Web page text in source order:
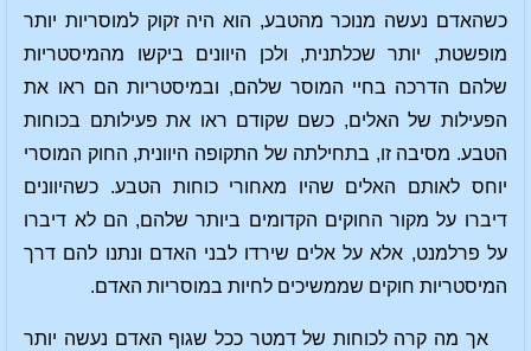
כשהאדם נעשה מנוכר מהטבע, הוא היה זקוק למוסריות יותר
מופשטת, יותר שכלתנית, ולכן היוונים ביקשו מהמיסטריות
שלהם הדרכה בחיי המוסר שלהם, ובמיסטריות הם ראו את
הפעילות של האלים, כשם שקודם ראו את פעילותם בכוחות
הטבע. מסיבה זו, בתחילתה של התקופה היוונית, החוק המוסרי
יוחס לאותם האלים שהיו מאחורי כוחות הטבע. כשהיוונים
דיברו על מקור החוקים הקדומים ביותר שלהם, הם לא דיברו
על פרלמנט, אלא על אלים שירדו לבני האדם ונתנו להם דרך
המיסטריות חוקים שממשיכים לחיות במוסריות האדם.
אך מה קרה לכוחות של דמטר ככל שגוף האדם נעשה יותר